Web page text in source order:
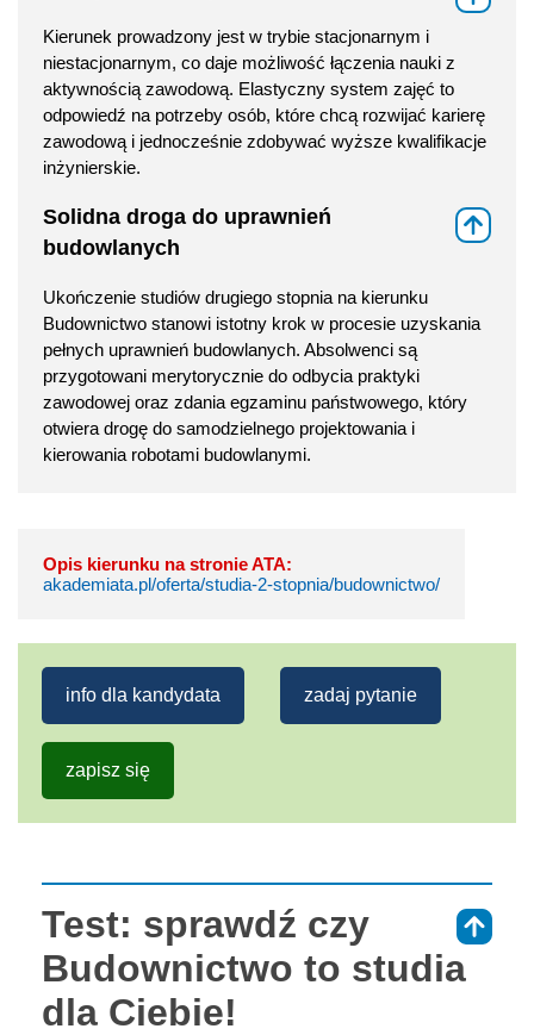
Kierunek prowadzony jest w trybie stacjonarnym i
niestacjonarnym, co daje możliwość łączenia nauki z
aktywnością zawodową. Elastyczny system zajęć to
odpowiedź na potrzeby osób, które chcą rozwijać karierę
zawodową i jednocześnie zdobywać wyższe kwalifikacje
inżynierskie.
Solidna droga do uprawnień
budowlanych
Ukończenie studiów drugiego stopnia na kierunku
Budownictwo stanowi istotny krok w procesie uzyskania
pełnych uprawnień budowlanych. Absolwenci są
przygotowani merytorycznie do odbycia praktyki
zawodowej oraz zdania egzaminu państwowego, który
otwiera drogę do samodzielnego projektowania i
kierowania robotami budowlanymi.
Opis kierunku na stronie ATA:
akademiata.pl/oferta/studia-2-stopnia/budownictwo/
info dla kandydata zadaj pytanie
zapisz się
Test: sprawdź czy
Budownictwo to studia
dla Ciebie!